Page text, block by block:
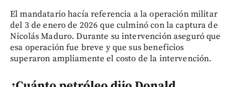
El mandatario hacía referencia a la operación militar
del 3 de enero de 2026 que culminó con la captura de
Nicolás Maduro. Durante su intervención aseguró que
esa operación fue breve y que sus beneficios
superaron ampliamente el costo de la intervención.